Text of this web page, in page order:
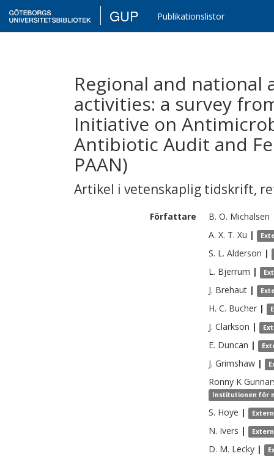
GUP Publikationslistor
Regional and
activities: a survey
Initiative on
Antibiotic Audit and
PAAN)
Artikel i vetenskaplig tidskrift,
Författare B. O. Michalsen
A. X. T. Xu |
S. L. Alderson |
L. Bjerrum |
J. Brehaut |
H. C. Bucher |
J. Clarkson |
E. Duncan |
J. Grimshaw |
Ronny K
Institutionen för
S. Hoye | Extern
N. Ivers | Extern
D. M. Lecky |